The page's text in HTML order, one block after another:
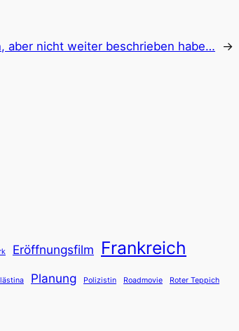
aber nicht weiter beschrieben habe… →
Eröffnungsfilm Frankreich
Planung Polizistin Roadmovie Roter Teppich